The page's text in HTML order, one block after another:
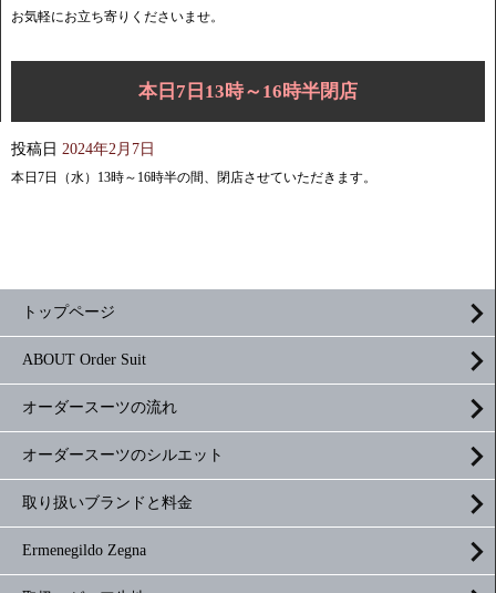
お気軽にお立ち寄りくださいませ。
本日7日13時～16時半閉店
投稿日 2024年2月7日
本日7日（水）13時～16時半の間、閉店させていただきます。
トップページ
ABOUT Order Suit
オーダースーツの流れ
オーダースーツのシルエット
取り扱いブランドと料金
Ermenegildo Zegna